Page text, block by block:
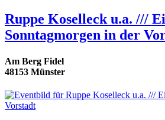
Ruppe Koselleck u.a. ///
Sonntagmorgen in der
Am Berg Fidel
48153 Münster